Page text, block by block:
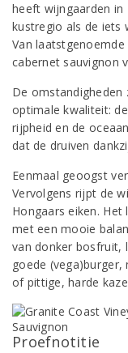
heeft wijngaarden in
kustregio als de iets
Van
cabernet sauvignon
De
optimale kwaliteit:
rijpheid en de
dat de druiven
Eenmaal geoogst
Vervolgens rijpt de
Hongaars eiken.
met een mooie
van donker bosfruit,
goede (vega)burger,
of pittige, harde
Proefnotitie